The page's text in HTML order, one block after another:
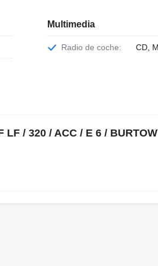
Multimedia
Radio de coche: CD,
/ 320 / ACC / E 6 /